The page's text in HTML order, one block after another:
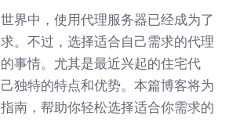
界中，使用代理服务器已经成为了
。不过，选择适合自己需求的代理
事情。尤其是最近兴起的住宅代
独特的特点和优势。本篇博客将为
南，帮助你轻松选择适合你需求的